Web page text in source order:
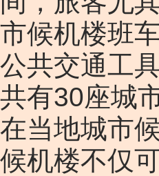
候机楼班
共交通工
有30座城
当地城市
机楼不仅